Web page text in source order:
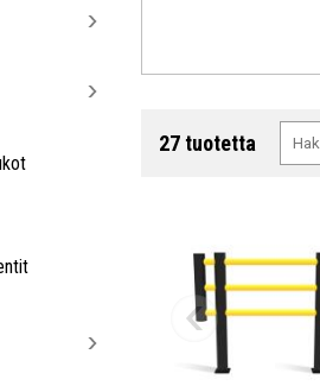
27 tuotetta